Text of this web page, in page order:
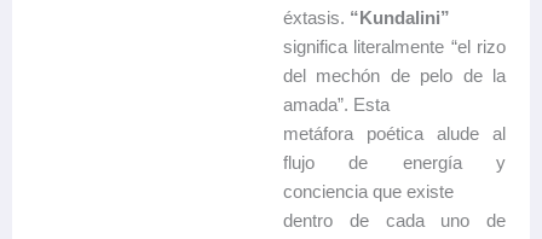
éxtasis. “Kundalini”
significa literalmente “el rizo
del mechón de pelo de la
amada”. Esta
metáfora poética alude al
flujo de energía y
conciencia que existe
dentro de cada uno de